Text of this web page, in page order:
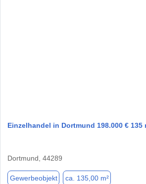
Einzelhandel in Dortmund 198.000 € 135
Dortmund, 44289
Gewerbeobjekt ca. 135,00 m²